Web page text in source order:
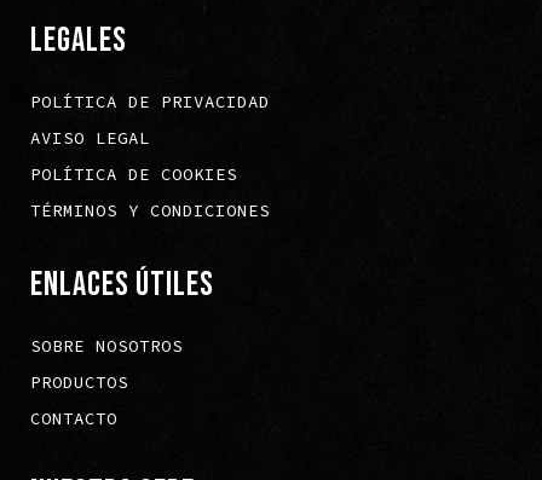
LEGALES
POLÍTICA DE PRIVACIDAD
AVISO LEGAL
POLÍTICA DE COOKIES
TÉRMINOS Y CONDICIONES
ENLACES ÚTILES
SOBRE NOSOTROS
PRODUCTOS
CONTACTO